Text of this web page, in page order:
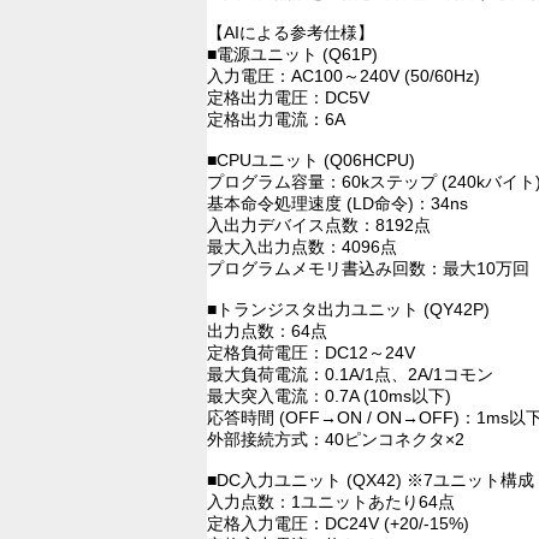
【AIによる参考仕様】
■電源ユニット (Q61P)
入力電圧：AC100～240V (50/60Hz)
定格出力電圧：DC5V
定格出力電流：6A
■CPUユニット (Q06HCPU)
プログラム容量：60kステップ (240kバイト)
基本命令処理速度 (LD命令)：34ns
入出力デバイス点数：8192点
最大入出力点数：4096点
プログラムメモリ書込み回数：最大10万回
■トランジスタ出力ユニット (QY42P)
出力点数：64点
定格負荷電圧：DC12～24V
最大負荷電流：0.1A/1点、2A/1コモン
最大突入電流：0.7A (10ms以下)
応答時間 (OFF→ON / ON→OFF)：1ms以
外部接続方式：40ピンコネクタ×2
■DC入力ユニット (QX42) ※7ユニット構成
入力点数：1ユニットあたり64点
定格入力電圧：DC24V (+20/-15%)